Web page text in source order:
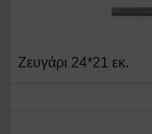
Ζευγάρι 24*21 εκ.